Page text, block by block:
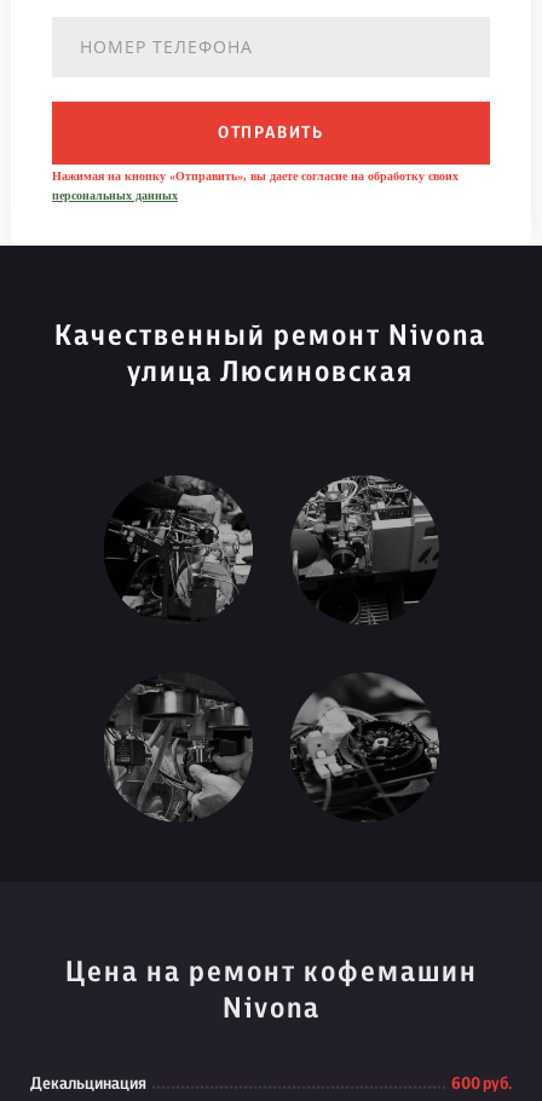
ОТПРАВИТЬ
Нажимая на кнопку «Отправить», вы даете согласие на обработку своих
персональных данных
Качественный ремонт Nivona
улица Люсиновская
Цена на ремонт кофемашин
Nivona
Декальцинация 600 руб.